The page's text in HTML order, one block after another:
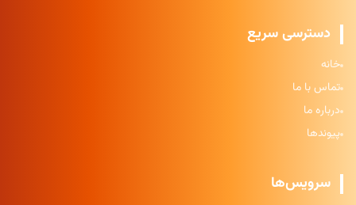
دسترسی سریع
خانه
تماس با ما
درباره ما
پیوندها
سرویس‌ها